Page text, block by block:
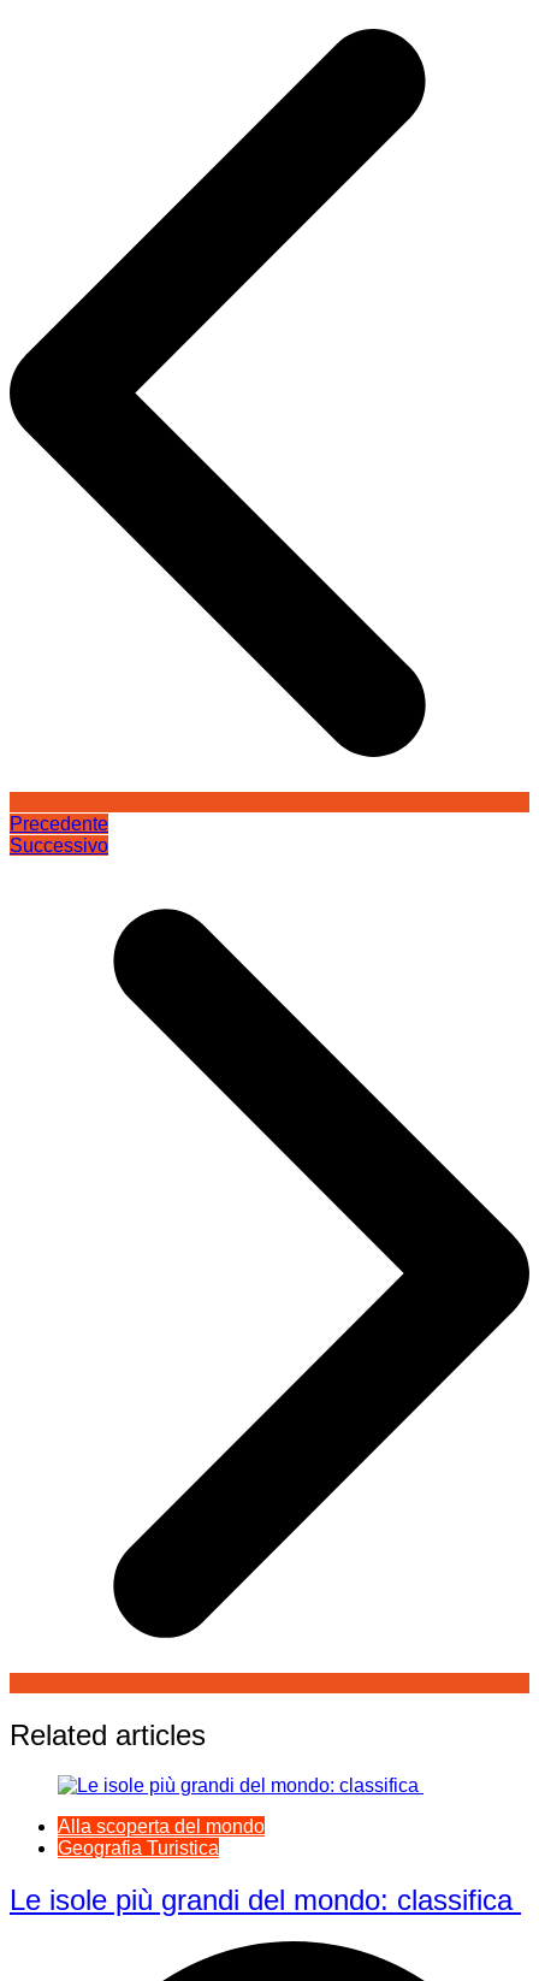
Precedente
Successivo
Related articles
Alla scoperta del mondo
Geografia Turistica
Le isole più grandi del mondo: classifica